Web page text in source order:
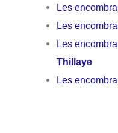
Les
Les
Les
Thillaye
Les